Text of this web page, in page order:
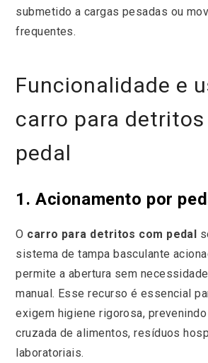
submetido a cargas pesadas ou
frequentes.
Funcionalidade e
carro para detritos
pedal
1. Acionamento por
O carro para detritos com pedal
sistema de tampa basculante
permite a abertura sem
manual. Esse recurso é essencial
exigem higiene rigorosa, prevenindo
cruzada de alimentos, resíduos
laboratoriais.